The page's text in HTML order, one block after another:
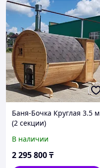
Баня-Бочка Круглая 3.5 м
(2 секции)
В наличии
2 295 800₸